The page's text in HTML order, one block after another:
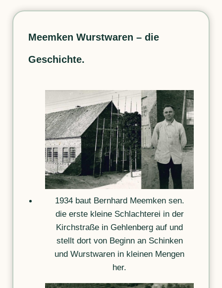
Meemken Wurstwaren – die
Geschichte.
1934 baut Bernhard Meemken sen.
die erste kleine Schlachterei in der
Kirchstraße in Gehlenberg auf und
stellt dort von Beginn an Schinken
und Wurstwaren in kleinen Mengen
her.